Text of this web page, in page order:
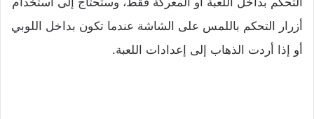
أزرار التحكم باللمس على الشاشة عندما تكون بداخل اللوبي
أو إذا أردت الذهاب إلى إعدادات اللعبة.